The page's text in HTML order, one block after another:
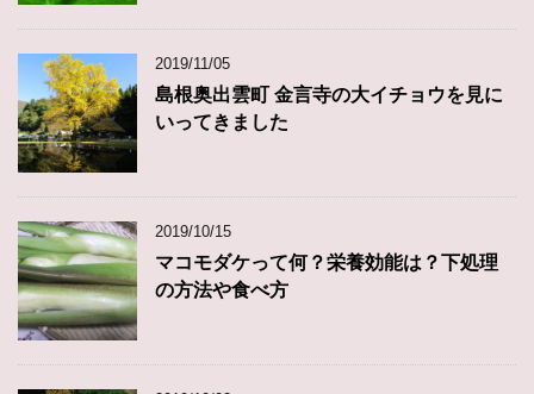
2019/11/05
島根奥出雲町 金言寺の大イチョウを見に
いってきました
2019/10/15
マコモダケって何？栄養効能は？下処理
の方法や食べ方